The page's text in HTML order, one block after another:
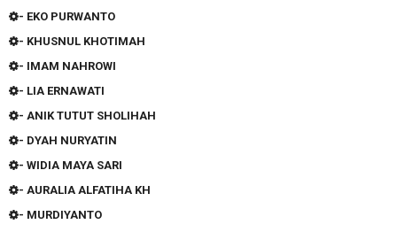
- EKO PURWANTO
- KHUSNUL KHOTIMAH
- IMAM NAHROWI
- LIA ERNAWATI
- ANIK TUTUT SHOLIHAH
- DYAH NURYATIN
- WIDIA MAYA SARI
- AURALIA ALFATIHA KH
- MURDIYANTO